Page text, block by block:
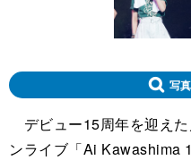
写
デビュー15周年を迎え
ンライブ「Ai Kawashima